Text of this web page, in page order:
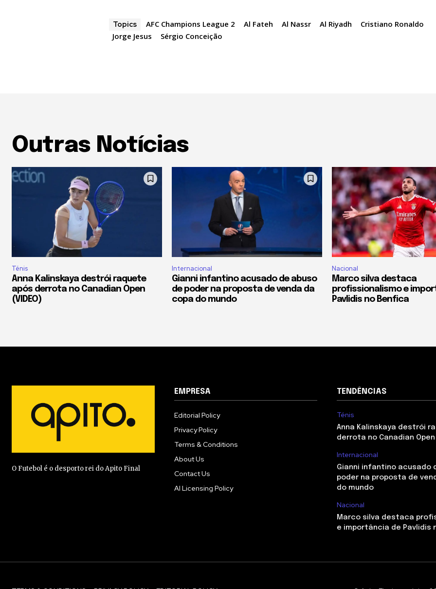
Topics AFC Champions League 2 Al Fateh Al Nassr Al Riyadh
Cristiano Ronaldo
Jorge Jesus
Sérgio Conceição
Outras Notícias
Ténis
Anna Kalinskaya destrói raquete
após derrota no Canadian Open
(VIDEO)
Internacional
Gianni infantino acusado de abuso
de poder na proposta de venda da
copa do mundo
Nacional
Marco silva destaca
profissionalismo e
Pavlidis no Benfica
O Futebol é o desporto rei do Apito Final
EMPRESA
Editorial Policy
Privacy Policy
Terms & Conditions
About Us
Contact Us
AI Licensing Policy
TENDÊNCIAS
Ténis
Anna Kalinskaya destrói
derrota no Canadian Open
Internacional
Gianni infantino acusado
poder na proposta de
do mundo
Nacional
Marco silva destaca
e importância de Pavlidis